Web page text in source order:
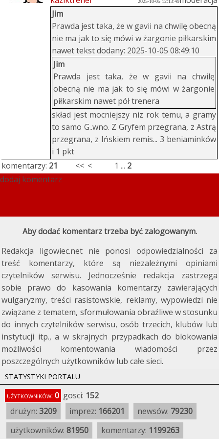
2025-10-05 12:13:49
Jim
Prawda jest taka, że w gavii na chwilę obecną
nie ma jak to się mówi w żargonie piłkarskim
nawet tekst dodany: 2025-10-05 08:49:10
Jim
Prawda jest taka, że w gavii na chwilę
obecną nie ma jak to się mówi w żargonie
piłkarskim nawet pół trenera
skład jest mocniejszy niz rok temu, a gramy
to samo G..wno. Z Gryfem przegrana, z Astrą
przegrana, z Ińskiem remis... 3 beniaminków
i 1 pkt
komentarzy: 21 << < 1 ... 2
dodaj komentarz
Aby dodać komentarz trzeba być zalogowanym.
Redakcja ligowiec.net nie ponosi odpowiedzialności za
treść komentarzy, które są niezależnymi opiniami
czytelników serwisu. Jednocześnie redakcja zastrzega
sobie prawo do kasowania komentarzy zawierających
wulgaryzmy, treści rasistowskie, reklamy, wypowiedzi nie
związane z tematem, sformułowania obraźliwe w stosunku
do innych czytelników serwisu, osób trzecich, klubów lub
instytucji itp., a w skrajnych przypadkach do blokowania
możliwości komentowania wiadomości przez
poszczególnych użytkowników lub całe sieci.
STATYSTYKI PORTALU
użytkowników: 0 gosci: 152
drużyn: 3209 imprez: 166201 newsów: 79230
użytkowników: 81950 komentarzy: 1199263